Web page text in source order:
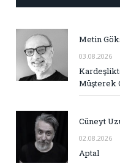
Metin
03.08.2026
Müşterek
Cüneyt
02.08.2026
Aptal